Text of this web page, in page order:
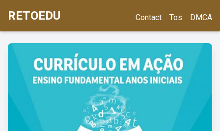
RETOEDU Contact Tos DMCA